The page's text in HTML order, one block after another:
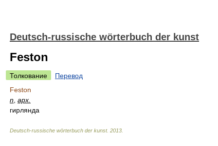
Deutsch-russische wörterbuch der kunst
Feston
Толкование
Перевод
Feston
n арх.
гирлянда
Deutsch-russische wörterbuch der kunst. 2013